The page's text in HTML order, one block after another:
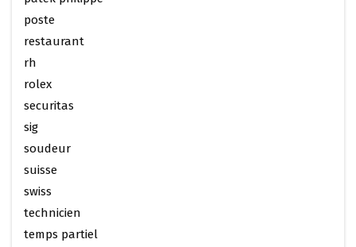
poste
restaurant
rh
rolex
securitas
sig
soudeur
suisse
swiss
technicien
temps partiel